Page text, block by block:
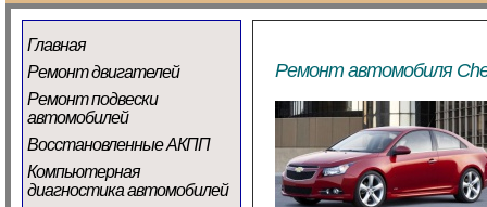
Главная
Ремонт двигателей
Ремонт подвески
автомобилей
Восстановленные АКПП
Компьютерная
диагностика автомобилей
Ремонт автомобиля